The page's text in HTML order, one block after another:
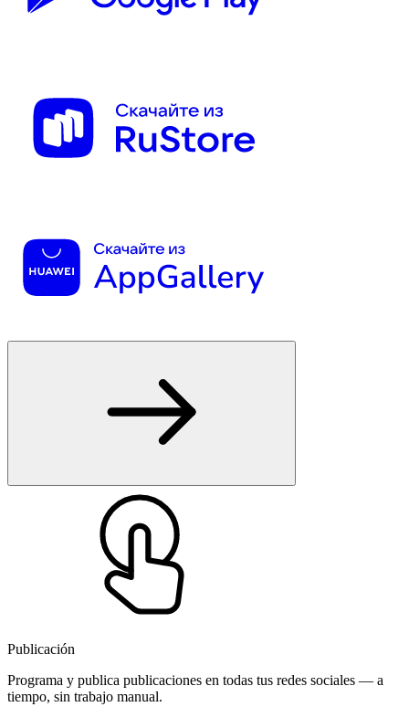
Publicación
Programa y publica publicaciones en todas tus redes sociales — a
tiempo, sin trabajo manual.